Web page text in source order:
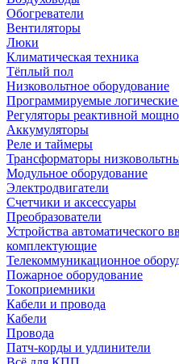
Обогреватели
Вентиляторы
Люки
Климатическая техника
Тёплый пол
Низковольтное оборудование
Программируемые
Регуляторы реактивной
Аккумуляторы
Реле и таймеры
Трансформаторы
Модульное оборудование
Электродвигатели
Счетчики и аксессуары
Преобразователи
Устройства автоматического
комплектующие
Телекоммуникационное
Пожарное оборудование
Токоприемники
Кабели и провода
Кабели
Провода
Патч-корды и удлинители